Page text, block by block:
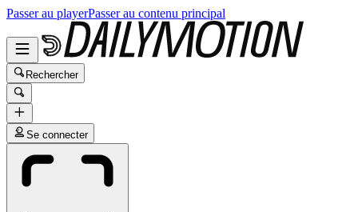
Passer au playerPasser au contenu principal
Rechercher
Se connecter